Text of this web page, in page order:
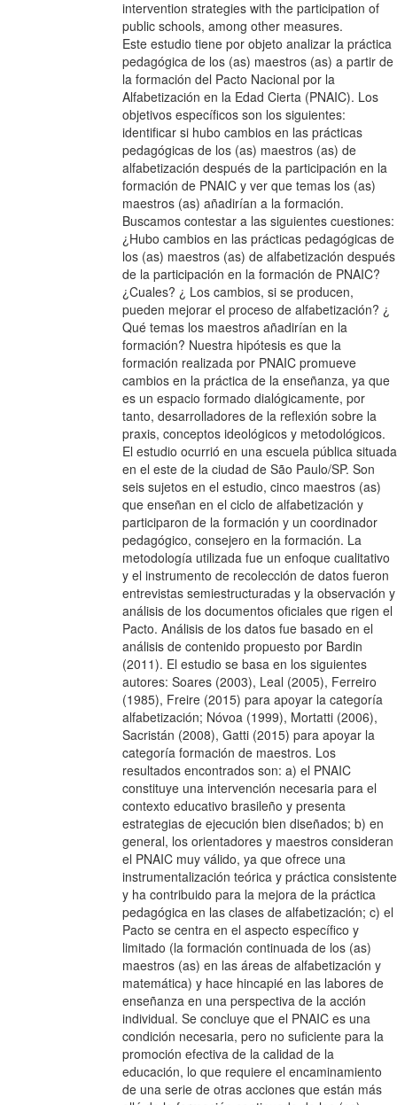
intervention strategies with the participation of
public schools, among other measures.
Este estudio tiene por objeto analizar la práctica
pedagógica de los (as) maestros (as) a partir de
la formación del Pacto Nacional por la
Alfabetización en la Edad Cierta (PNAIC). Los
objetivos específicos son los siguientes:
identificar si hubo cambios en las prácticas
pedagógicas de los (as) maestros (as) de
alfabetización después de la participación en la
formación de PNAIC y ver que temas los (as)
maestros (as) añadirían a la formación.
Buscamos contestar a las siguientes cuestiones:
¿Hubo cambios en las prácticas pedagógicas de
los (as) maestros (as) de alfabetización después
de la participación en la formación de PNAIC?
¿Cuales? ¿ Los cambios, si se producen,
pueden mejorar el proceso de alfabetización? ¿
Qué temas los maestros añadirían en la
formación? Nuestra hipótesis es que la
formación realizada por PNAIC promueve
cambios en la práctica de la enseñanza, ya que
es un espacio formado dialógicamente, por
tanto, desarrolladores de la reflexión sobre la
praxis, conceptos ideológicos y metodológicos.
El estudio ocurrió en una escuela pública situada
en el este de la ciudad de São Paulo/SP. Son
seis sujetos en el estudio, cinco maestros (as)
que enseñan en el ciclo de alfabetización y
participaron de la formación y un coordinador
pedagógico, consejero en la formación. La
metodología utilizada fue un enfoque cualitativo
y el instrumento de recolección de datos fueron
entrevistas semiestructuradas y la observación y
análisis de los documentos oficiales que rigen el
Pacto. Análisis de los datos fue basado en el
análisis de contenido propuesto por Bardin
(2011). El estudio se basa en los siguientes
autores: Soares (2003), Leal (2005), Ferreiro
(1985), Freire (2015) para apoyar la categoría
alfabetización; Nóvoa (1999), Mortatti (2006),
Sacristán (2008), Gatti (2015) para apoyar la
categoría formación de maestros. Los
resultados encontrados son: a) el PNAIC
constituye una intervención necesaria para el
contexto educativo brasileño y presenta
estrategias de ejecución bien diseñados; b) en
general, los orientadores y maestros consideran
el PNAIC muy válido, ya que ofrece una
instrumentalización teórica y práctica consistente
y ha contribuido para la mejora de la práctica
pedagógica en las clases de alfabetización; c) el
Pacto se centra en el aspecto específico y
limitado (la formación continuada de los (as)
maestros (as) en las áreas de alfabetización y
matemática) y hace hincapié en las labores de
enseñanza en una perspectiva de la acción
individual. Se concluye que el PNAIC es una
condición necesaria, pero no suficiente para la
promoción efectiva de la calidad de la
educación, lo que requiere el encaminamiento
de una serie de otras acciones que están más